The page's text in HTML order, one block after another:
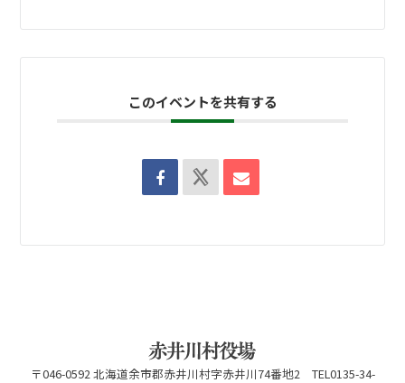
このイベントを共有する
〒046-0592 北海道余市郡赤井川村字赤井川74番地2 TEL0135-34-